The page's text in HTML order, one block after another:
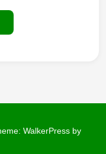
WalkerPress by